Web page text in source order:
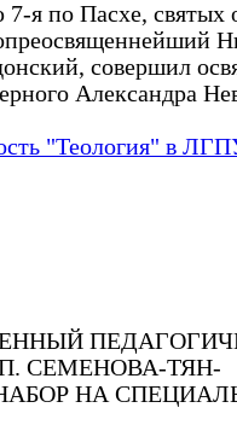
я по Пасхе, святых
совершил
Александра
"Теология" в
СЕМЕНОВА-ТЯН-
НА